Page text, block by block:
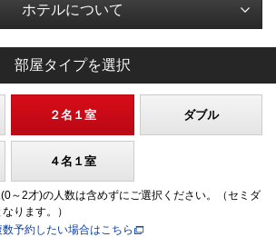
ホテルについて
部屋タイプを選択
２名１室 ダブル
４名１室
～2才)の人数は含めずにご選択ください。（セミダ
ります。）
予約したい場合はこちら